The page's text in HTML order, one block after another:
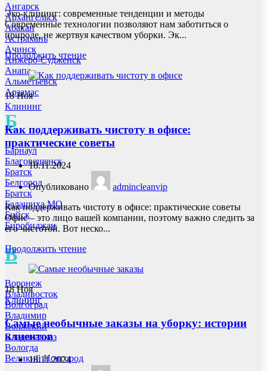
Ангарск
Архангельск
Абакан
Астрахань
Ачинск
Анжеро-Судженск
Анапа
Альметьевск
Арзамас
Б
Барнаул
Благовещенск
Братск
Белгород
Братск
Балашиха МО
Бийск
Биробиджан
В
Воронеж
Владивосток
Волгоград
Владимир
Волжский
Владикавказ
Вологда
Великий Новгород
Эко-клининг: современные тенденции и методы
Современные технологии позволяют нам заботиться о
природе, не жертвуя качеством уборки. Эк...
Продолжить чтение
18Ноя
Клининг
Как поддерживать чистоту в офисе:
практические советы
18.11.2024
Опубликовано
admincleanvip
Как поддерживать чистоту в офисе: практические советы
Офис – это лицо вашей компании, поэтому важно следить за
его чистотой. Вот неско...
Продолжить чтение
18Ноя
Клининг
Самые необычные заказы на уборку: истории
клиентов
18.11.2024